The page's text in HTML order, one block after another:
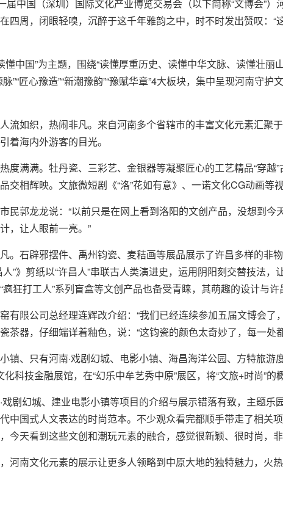
届中国（深圳）国际文化产业博览交易会（以下简称“文博会”
四周，闭眼轻嗅，沉醉于这千年雅韵之中，时不时发出赞叹：
懂中国”为主题，围绕“读懂厚重历史、读懂中华文脉、读懂壮
”“匠心豫造”“新潮豫韵”“豫赋华章”4大板块，集中呈现河南守
流如织，热闹非凡。来自河南多个省辖市的丰富文化元素汇聚
着海内外游客的目光。
度满满。牡丹瓷、三彩艺、金银器等凝聚匠心的工艺精品“穿
交相辉映。文旅微短剧《“洛”花如有意》、一诺文化CG动画等
民郭龙龙说：“以前只是在网上看到洛阳的文创产品，没想到
，让人眼前一亮。”
。石辟邪摆件、禹州钧瓷、麦秸画等展品展示了许昌多样的非
”》剪纸以“许昌人”串联古人类演进史，运用阴阳刻交替技法
狂打工人”系列盲盒等文创产品也备受青睐，其萌趣的设计与
有限公司总经理连辉改介绍：“我们已经连续参加五届文博会
茶器，仔细端详着釉色，说：“这钧瓷的颜色太奇妙了，每一处
镇、只有河南·戏剧幻城、电影小镇、海昌海洋公园、方特旅
科技金融展馆，在“幻乐中牟艺秀中原”展区，将“文旅+时尚”的
剧幻城、建业电影小镇等项目的介绍与展示错落有致，主题乐
中国式人文表达的时尚范本。不少观众看完都顺手带走了相关
今天看到这些文创和潮玩元素的融合，感觉很新颖、很时尚，
河南文化元素的展示让更多人领略到中原大地的独特魅力，火